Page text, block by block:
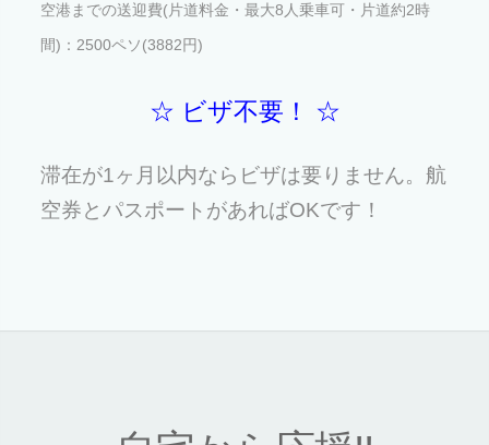
空港までの送迎費(片道料金・最大8人乗車可・片道約2時
間)：2500ペソ(3882円)
☆ ビザ不要！ ☆
滞在が1ヶ月以内ならビザは要りません。航
空券とパスポートがあればOKです！